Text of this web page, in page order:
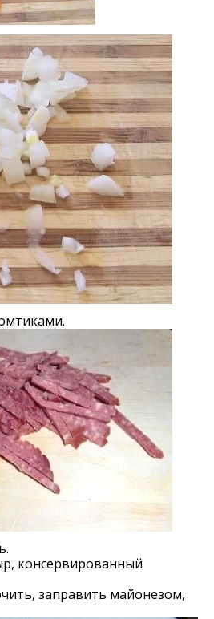
консервированный
заправить майонезом,